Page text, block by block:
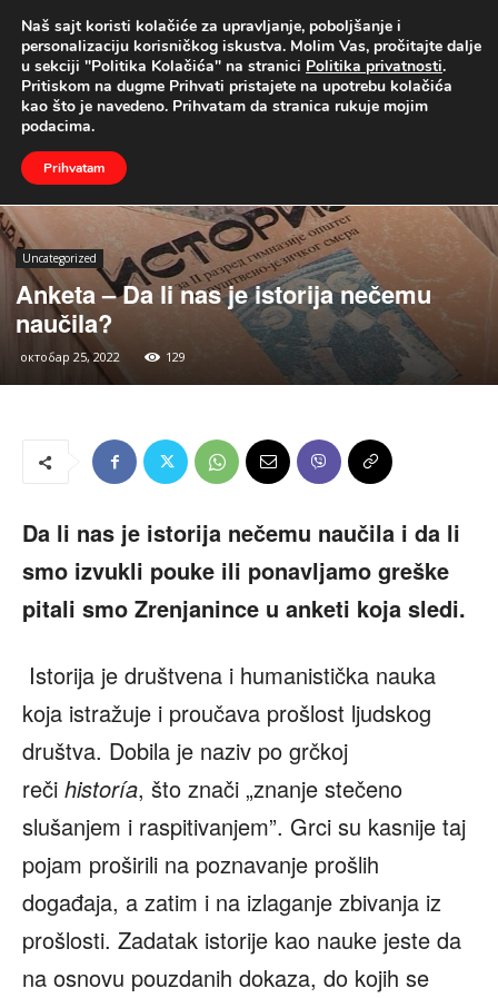
UŽIVO
Naslovna Uncategorized
Uncategorized
Anketa – Da li nas je istorija nečemu
naučila?
октобар 25, 2022 129
Da li nas je istorija nečemu naučila i da li
smo izvukli pouke ili ponavljamo greške
pitali smo Zrenjanince u anketi koja sledi.
Istorija je društvena i humanistička nauka
koja istražuje i proučava prošlost ljudskog
društva. Dobila je naziv po grčkoj
reči historía, što znači „znanje stečeno
slušanjem i raspitivanjem”. Grci su kasnije taj
pojam proširili na poznavanje prošlih
događaja, a zatim i na izlaganje zbivanja iz
prošlosti. Zadatak istorije kao nauke jeste da
na osnovu pouzdanih dokaza, do kojih se
Naš sajt koristi kolačiće za upravljanje, poboljšanje i
personalizaciju korisničkog iskustva. Molim Vas, pročitajte dalje
u sekciji "Politika Kolačića" na stranici Politika privatnosti.
Pritiskom na dugme Prihvati pristajete na upotrebu kolačića
kao što je navedeno. Prihvatam da stranica rukuje mojim
podacima.
Prihvatam